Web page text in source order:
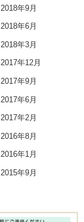
2018年9月
2018年6月
2018年3月
2017年12月
2017年9月
2017年6月
2017年2月
2016年8月
2016年1月
2015年9月